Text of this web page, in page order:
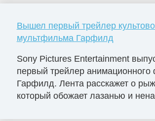
Вышел первый трейлер
мультфильма Гарфилд
Sony Pictures Entertainment
первый трейлер
Гарфилд. Лента расскажет о
который обожает лазанью и